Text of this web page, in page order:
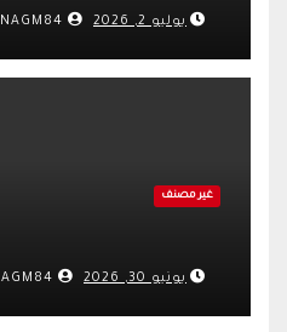
يوليو 2, 2026
غير مصنف
يونيو 30, 2026